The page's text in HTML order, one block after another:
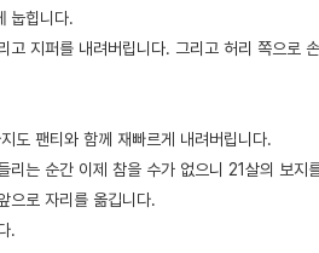
눕힙니다.
지퍼를 내려버립니다. 그리고 허리 쪽으로
도 팬티와 함께 재빠르게 내려버립니다.
는 순간 이제 참을 수가 없으니 21살의 보지
으로 자리를 옮깁니다.
.